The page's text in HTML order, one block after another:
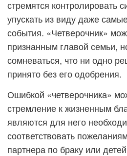
стремятся контролировать
упускать из виду даже
события. «Четверочник»
признанным главой семьи,
сомневаться, что ни одно
принято без его одобрения.
Ошибкой «четверочника»
стремление к жизненным
являются для него
соответствовать
партнера по браку или